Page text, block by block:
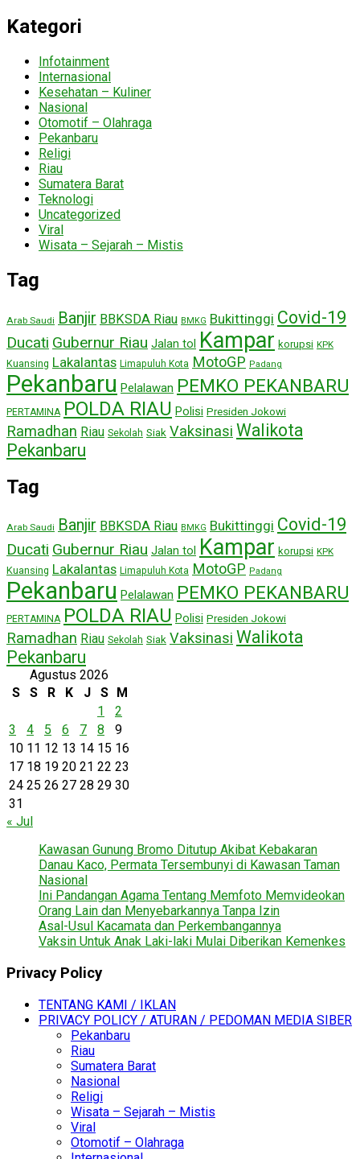
Kategori
Infotainment
Internasional
Kesehatan – Kuliner
Nasional
Otomotif – Olahraga
Pekanbaru
Religi
Riau
Sumatera Barat
Teknologi
Uncategorized
Viral
Wisata – Sejarah – Mistis
Tag
Arab Saudi Banjir BBKSDA Riau BMKG Bukittinggi Covid-19
Ducati Gubernur Riau Jalan tol Kampar korupsi KPK
Kuansing Lakalantas Limapuluh Kota MotoGP Padang
Pekanbaru Pelalawan PEMKO PEKANBARU
PERTAMINA POLDA RIAU Polisi Presiden Jokowi
Ramadhan Riau Sekolah Siak Vaksinasi Walikota
Pekanbaru
Tag
Arab Saudi Banjir BBKSDA Riau BMKG Bukittinggi Covid-19
Ducati Gubernur Riau Jalan tol Kampar korupsi KPK
Kuansing Lakalantas Limapuluh Kota MotoGP Padang
Pekanbaru Pelalawan PEMKO PEKANBARU
PERTAMINA POLDA RIAU Polisi Presiden Jokowi
Ramadhan Riau Sekolah Siak Vaksinasi Walikota
Pekanbaru
Agustus 2026
S
S R K J S
M
1
2
3
4 5 6 7 8
9
10 11 12 13 14 15 16
17 18 19 20 21 22 23
24 25 26 27 28 29 30
31
« Jul
Kawasan Gunung Bromo Ditutup Akibat Kebakaran
Danau Kaco, Permata Tersembunyi di Kawasan Taman
Nasional
Ini Pandangan Agama Tentang Memfoto Memvideokan
Orang Lain dan Menyebarkannya Tanpa Izin
Asal-Usul Kacamata dan Perkembangannya
Vaksin Untuk Anak Laki-laki Mulai Diberikan Kemenkes
Privacy Policy
TENTANG KAMI / IKLAN
PRIVACY POLICY / ATURAN / PEDOMAN MEDIA SIBER
Pekanbaru
Riau
Sumatera Barat
Nasional
Religi
Wisata – Sejarah – Mistis
Viral
Otomotif – Olahraga